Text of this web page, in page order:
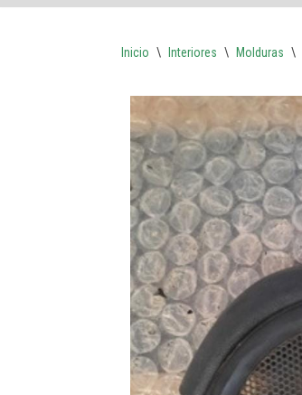
Inicio \ Interiores \ Molduras \